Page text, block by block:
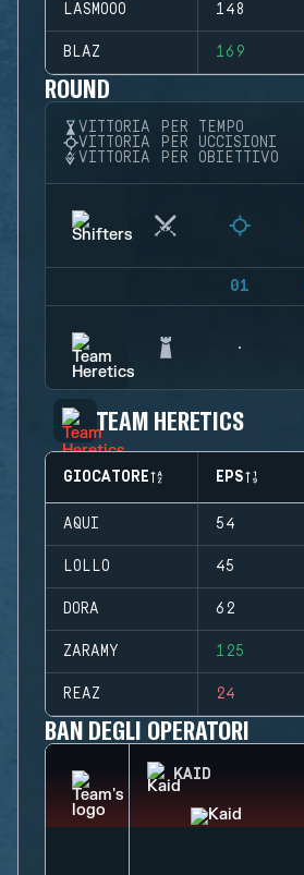
LASMOOO 148
BLAZ 169
ROUND
VITTORIA PER TEMPO
VITTORIA PER UCCISIONI
VITTORIA PER OBIETTIVO
01
TEAM HERETICS
GIOCATORE EPS
AQUI 54
LOLLO 45
DORA 62
ZARAMY 125
REAZ 24
BAN DEGLI OPERATORI
KAID